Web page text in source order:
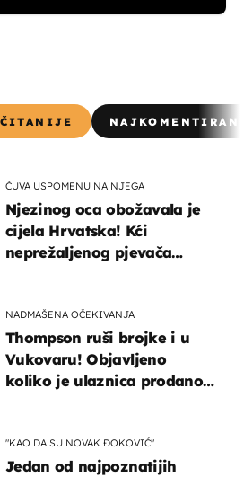
ČUVA USPOMENU NA NJEGA
Njezinog oca obožavala je
cijela Hrvatska! Kći
neprežaljenog pjevača
NADMAŠENA OČEKIVANJA
Thompson ruši brojke i u
Vukovaru! Objavljeno
koliko je ulaznica prodano
"KAO DA SU NOVAK ĐOKOVIĆ"
Jedan od najpoznatijih